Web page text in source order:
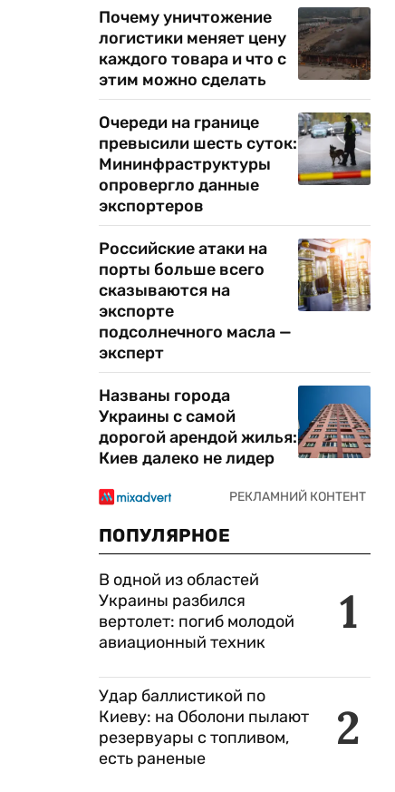
Почему уничтожение
логистики меняет цену
каждого товара и что с
этим можно сделать
Очереди на границе
превысили шесть суток:
Мининфраструктуры
опровергло данные
экспортеров
Российские атаки на
порты больше всего
сказываются на
экспорте
подсолнечного масла —
эксперт
Названы города
Украины с самой
дорогой арендой жилья:
Киев далеко не лидер
ПОПУЛЯРНОЕ
1
В одной из областей
Украины разбился
вертолет: погиб молодой
авиационный техник
2
Удар баллистикой по
Киеву: на Оболони пылают
резервуары с топливом,
есть раненые